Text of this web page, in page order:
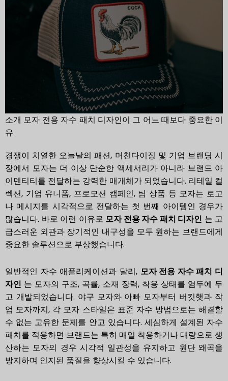
소개 모자 전용 자수 패치 디자인이 그 어느 때보다 중요한 이
유
경쟁이 치열한 오늘날의 패션, 머천다이징 및 기업 브랜딩 시
장에서 모자는 더 이상 단순한 액세서리가 아니라 브랜드 아
이덴티티를 전달하는 강력한 매개체가 되었습니다. 리테일 컬
렉션, 기업 유니폼, 프로모션 캠페인, 팀 상품 등 모자는 로고
나 메시지를 시각적으로 전달하는 첫 번째 아이템인 경우가
많습니다. 바로 이런 이유로 모자 전용 자수 패치 디자인 는 고
급스러운 외관과 장기적인 내구성을 모두 원하는 브랜드에게
중요한 솔루션으로 부상했습니다.
일반적인 자수 애플리케이션과 달리, 모자 전용 자수 패치 디
자인 는 모자의 구조, 곡률, 소재 장력, 착용 상태를 염두에 두
고 개발되었습니다. 야구 모자와 아빠 모자부터 버킷햇과 작
업 모자까지, 각 모자 스타일은 표준 자수 방법으로는 해결할
수 없는 고유한 문제를 안고 있습니다. 세심하게 설계된 자수
패치를 적용하면 브랜드는 특히 매일 착용하거나 대량으로 생
산하는 모자의 경우 시각적 일관성을 유지하고 원단 왜곡을
방지하며 인지된 품질을 향상시킬 수 있습니다.